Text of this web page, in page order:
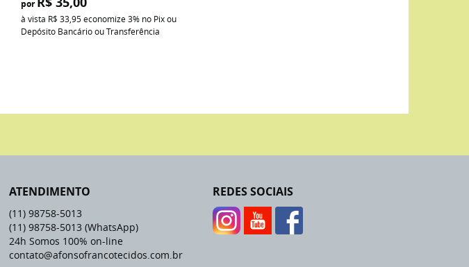
por
à vista R$ 33,95economize3% no Pix ou
Depósito Bancário ou Transferência
ATENDIMENTO
(11) 98758-5013
(11) 98758-5013 (WhatsApp)
24h Somos 100% on-line
contato@afonsofrancotecidos.com.br
REDES SOCIAIS